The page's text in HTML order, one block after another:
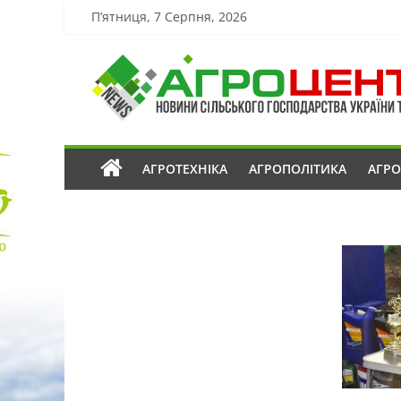
П’ятниця, 7 Серпня, 2026
АГРОТЕХНІКА АГРОПОЛІТИКА